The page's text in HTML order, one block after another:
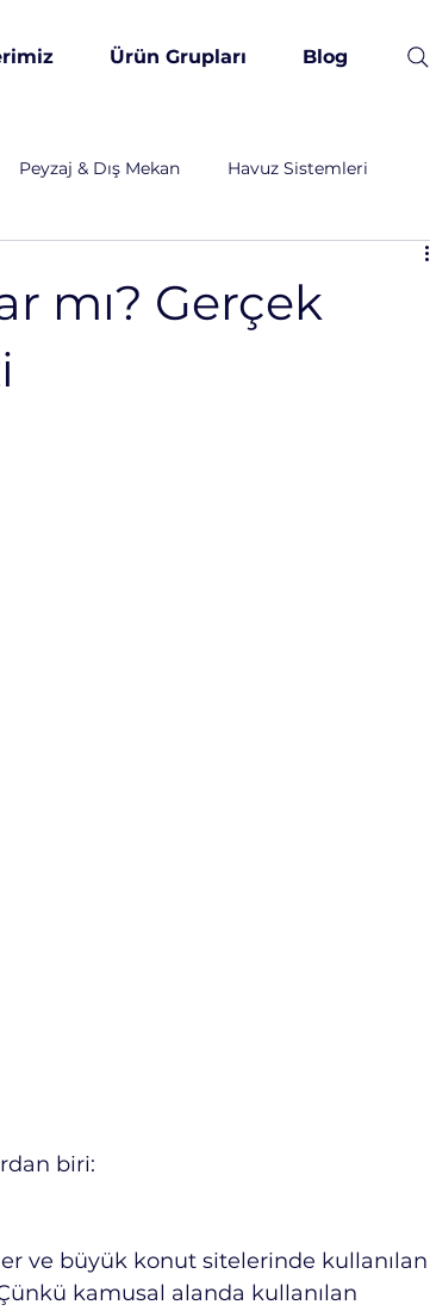
Ürün Grupları Blog
Peyzaj & Dış Mekan Havuz Sistemleri
Vakum İnfüzyon
Sanayi
mı? Gerçek
biri:
ve büyük konut sitelerinde kullanılan
kamusal alanda kullanılan